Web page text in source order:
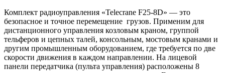
Комплект радиоуправления «Telecrane F25-8D» — это
безопасное и точное перемещение грузов. Применим для
дистанционного управления козловым краном, группой
тельферов и цепных талей, консольным, мостовым кранами и
другим промышленным оборудованием, где требуется по две
скорости движения в каждом направлении. На лицевой
панели передатчика (пульта управления) расположены 8